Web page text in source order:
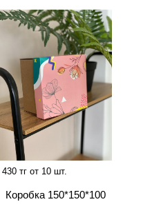
430 тг от 10 шт.
Коробка 150*150*100